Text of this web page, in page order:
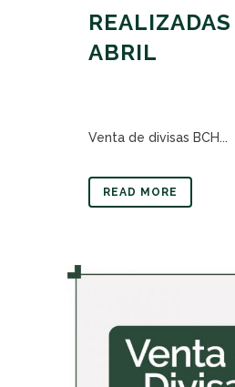
ABRIL
Venta de divisas BCH...
READ MORE